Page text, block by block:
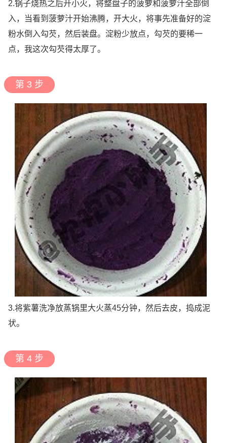
2.锅子烧热之后开小火，将整盘子的菠萝和菠萝汁全部倒
入，当看到菠萝汁开始沸腾，开大火，将事先准备好的淀
粉水倒入勾芡，然后装盘。淀粉少放点，勾芡的要稀一
点，我这次勾芡得太厚了。
第 3 步
3.将紫薯洗净放蒸锅里大火蒸45分钟，然后去皮，捣成泥
状。
第 4 步